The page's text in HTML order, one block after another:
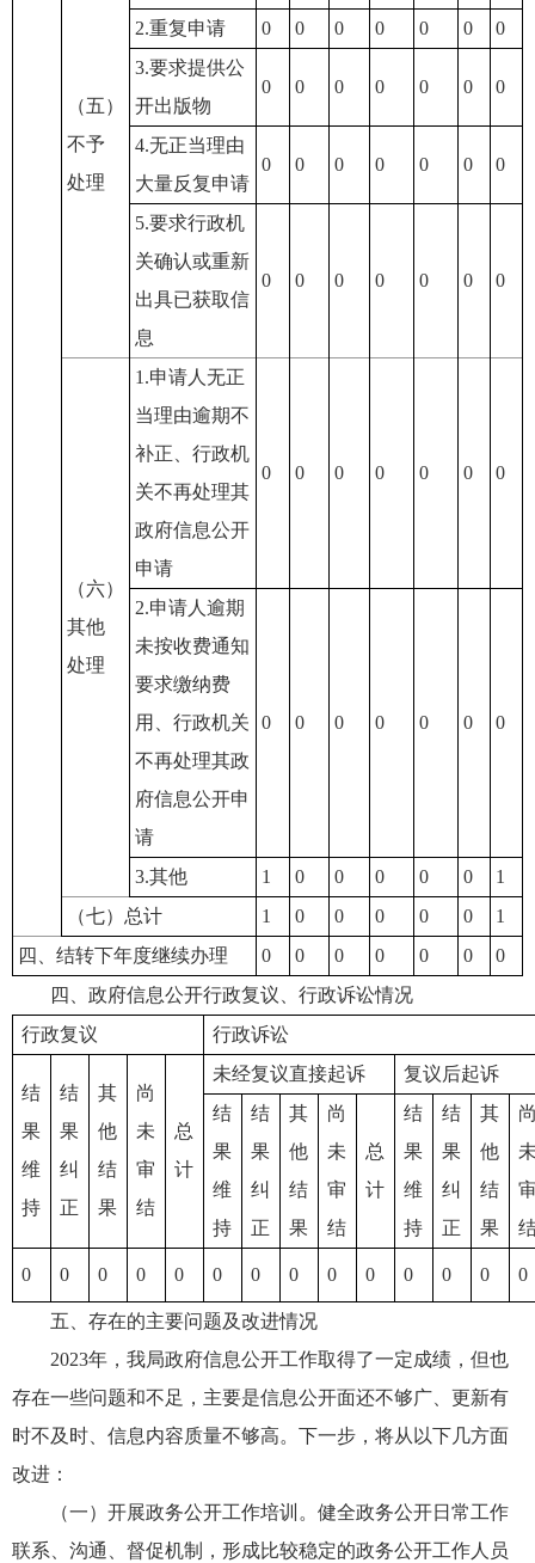
（五）
不予
处理
2.重复申请 0 0 0 0 0 0
0
3.要求提供公
开出版物
0 0 0 0 0 0 0
4.无正当理由
大量反复申请
0 0 0 0 0 0 0
5.要求行政机
关确认或重新
出具已获取信
息
0 0 0 0 0 0 0
（六）
其他
处理
1.申请人无正
当理由逾期不
补正、行政机
关不再处理其
政府信息公开
申请
0 0 0 0 0 0 0
2.申请人逾期
未按收费通知
要求缴纳费
用、行政机关
不再处理其政
府信息公开申
请
0 0 0 0 0 0 0
3.其他 1 0 0 0 0 0
1
（七）总计
1 0 0 0 0 0
1
四、结转下年度继续办理
0 0 0 0 0 0
0
四、政府信息公开行政复议、行政诉讼情况
行政复议
行政诉讼
结
果
维
持
结
果
纠
正
其
他
结
果
尚
未
审
结
总
计
未经复议直接起诉
复议后起诉
结
果
维
持
结
果
纠
正
其
他
结
果
尚
未
审
结
总
计
结
果
维
持
结
果
纠
正
其
他
结
果
0 0 0 0 0 0 0 0 0 0 0 0 0 0
五、存在的主要问题及改进情况
2023年，我局政府信息公开工作取得了一定成绩，但也
存在一些问题和不足，主要是信息公开面还不够广、更新有
时不及时、信息内容质量不够高。下一步，将从以下几方面
改进：
（一）开展政务公开工作培训。健全政务公开日常工作
联系、沟通、督促机制，形成比较稳定的政务公开工作人员